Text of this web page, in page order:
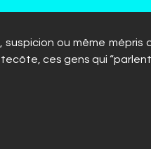
suspicion ou même mépris
ces gens qui “parlent